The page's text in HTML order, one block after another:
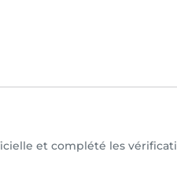
et complété les